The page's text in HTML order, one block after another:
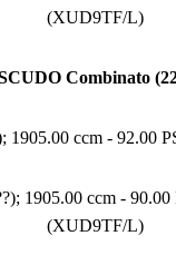
(XUD9TF/L)
Combinato
1905.00 ccm - 92.00
1905.00 ccm -
(XUD9TF/L)